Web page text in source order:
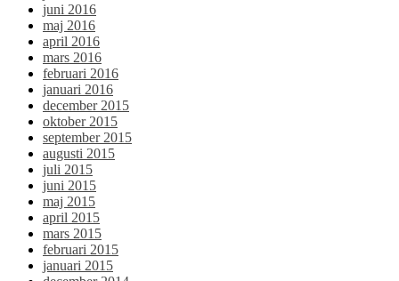
juni 2016
maj 2016
april 2016
mars 2016
februari 2016
januari 2016
december 2015
oktober 2015
september 2015
augusti 2015
juli 2015
juni 2015
maj 2015
april 2015
mars 2015
februari 2015
januari 2015